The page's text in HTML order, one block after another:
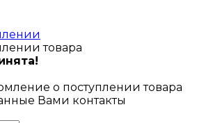
товара
о поступлении товара
Вами контакты